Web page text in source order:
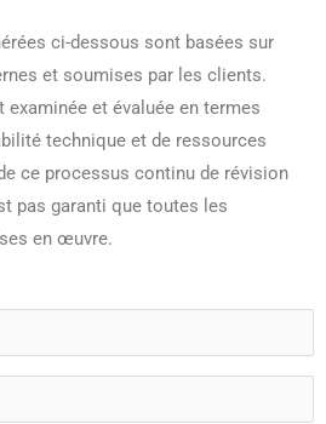
ci-dessous sont basées sur
et soumises par les clients.
et évaluée en termes
technique et de ressources
ce processus continu de révision
pas garanti que toutes les
en œuvre.